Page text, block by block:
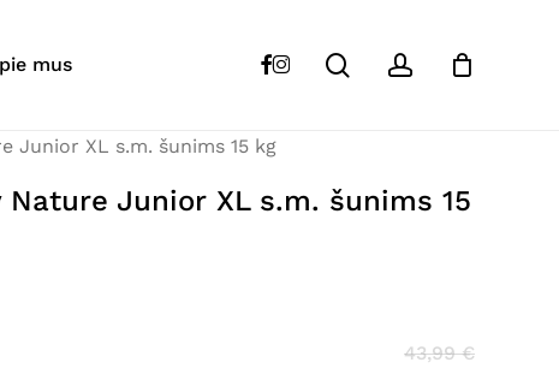
mus facebook
instagram searchaccount
Junior XL s.m. šunims 15 kg
Nature Junior XL s.m. šunims 15
43,99€
“BRITPremium By Nature Junior XL s.m.
skelbiamas. Būtini laukeliai pažymėti